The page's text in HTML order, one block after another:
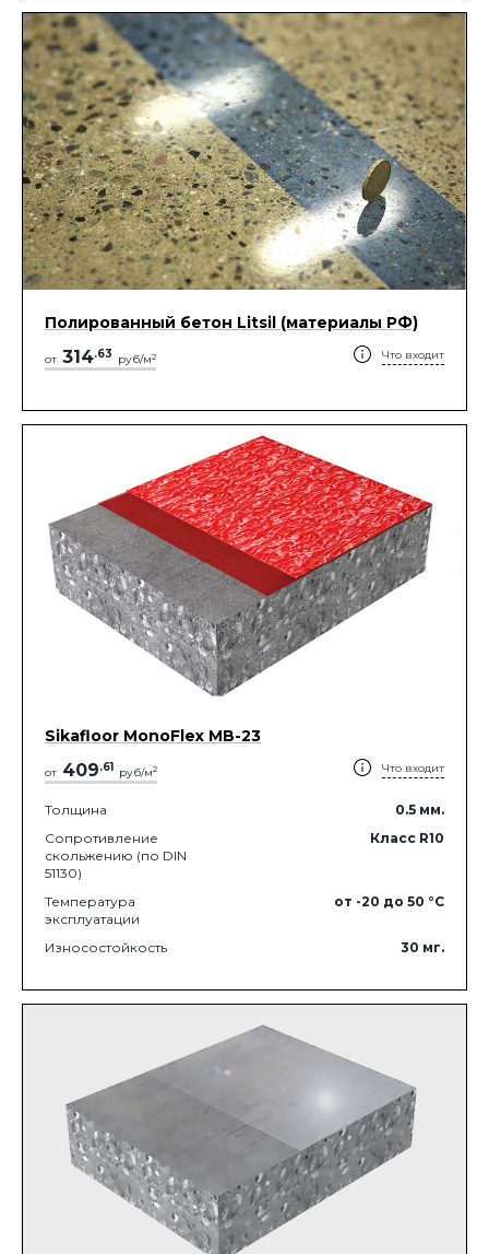
Полированный бетон Litsil (материалы РФ)
от 314.63 руб/м2 Что входит
Sikafloor MonoFlex MB-23
от 409.61 руб/м2 Что входит
Толщина 0.5 мм.
Сопротивление
скольжению (по DIN
51130)
Класс R10
Температура
эксплуатации
от -20 до 50 °C
Износостойкость 30 мг.